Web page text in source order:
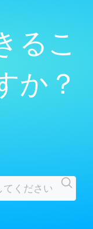
るこ
か？